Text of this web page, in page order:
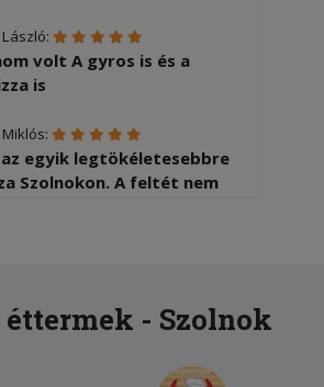
volt A gyros is és a
is
egyik legtökéletesebbre
Szolnokon. A feltét nem
azokkal a feltétekkel
- Szolnok